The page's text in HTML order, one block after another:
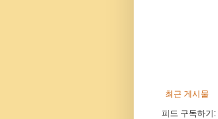
최근 게시물
피드 구독하기: